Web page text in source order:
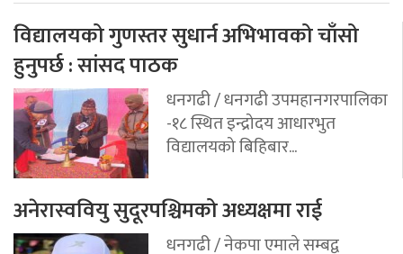
विद्यालयको गुणस्तर सुधार्न अभिभावको चाँसो
हुनुपर्छ : सांसद पाठक
धनगढी / धनगढी उपमहानगरपालिका
-१८ स्थित इन्द्रोदय आधारभुत
विद्यालयको बिहिबार...
अनेरास्ववियु सुदूरपश्चिमको अध्यक्षमा राई
धनगढी / नेकपा एमाले सम्बद्व